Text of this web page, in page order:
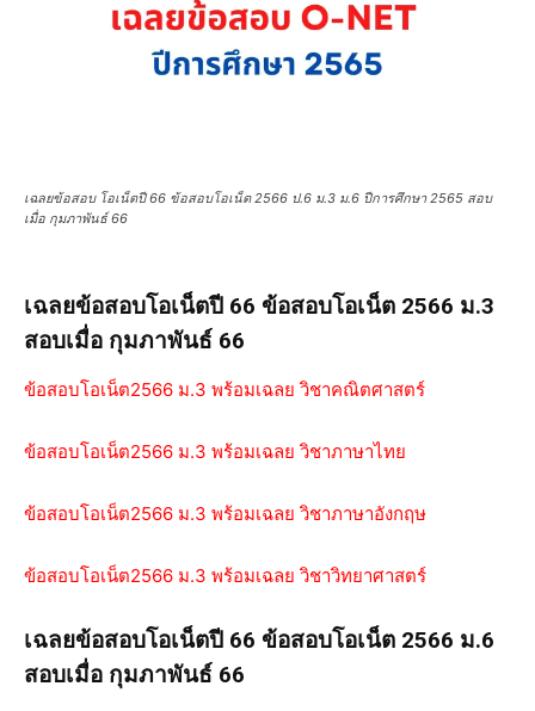
เฉลยข้อสอบ โอเน็ตปี 66 ข้อสอบโอเน็ต 2566 ป.6 ม.3 ม.6 ปีการศึกษา 2565 สอบ
เมื่อ กุมภาพันธ์ 66
เฉลยข้อสอบโอเน็ตปี 66 ข้อสอบโอเน็ต 2566 ม.3
สอบเมื่อ กุมภาพันธ์ 66
ข้อสอบโอเน็ต2566 ม.3 พร้อมเฉลย วิชาคณิตศาสตร์
ข้อสอบโอเน็ต2566 ม.3 พร้อมเฉลย วิชาภาษาไทย
ข้อสอบโอเน็ต2566 ม.3 พร้อมเฉลย วิชาภาษาอังกฤษ
ข้อสอบโอเน็ต2566 ม.3 พร้อมเฉลย วิชาวิทยาศาสตร์
เฉลยข้อสอบโอเน็ตปี 66 ข้อสอบโอเน็ต 2566 ม.6
สอบเมื่อ กุมภาพันธ์ 66